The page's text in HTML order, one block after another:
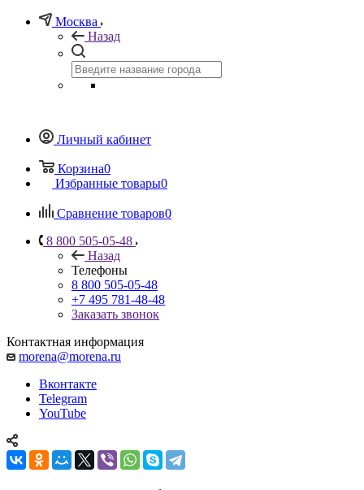
Москва
Назад
Личный кабинет
Корзина0
Избранные товары0
Сравнение товаров0
8 800 505-05-48
Назад
Телефоны
8 800 505-05-48
+7 495 781-48-48
Заказать звонок
Контактная информация
morena@morena.ru
Вконтакте
Telegram
YouTube